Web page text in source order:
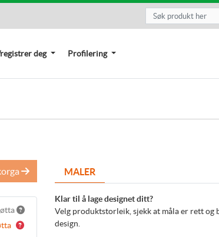
deg Profilering
MALER
Klar til å lage designet ditt?
Velg produktstorleik, sjekk at måla er rett og
design.